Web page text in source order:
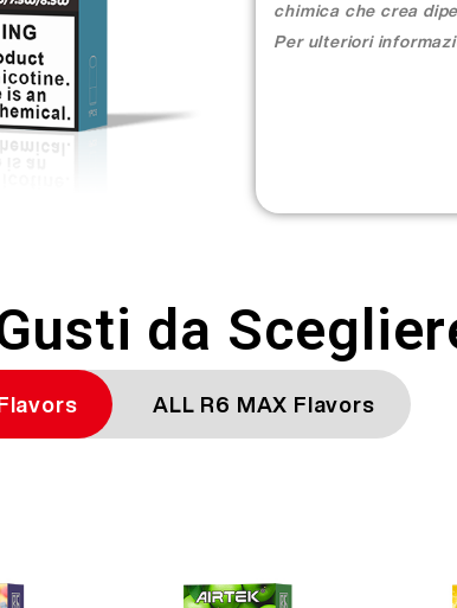
chimica che crea
Per ulteriori
da
ALL R6 MAX Flavors